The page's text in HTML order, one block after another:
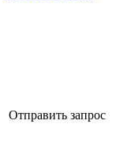
Отправить запрос